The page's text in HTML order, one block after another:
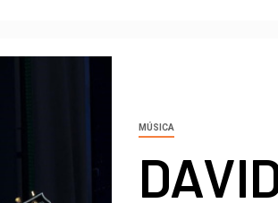
MÚSICA